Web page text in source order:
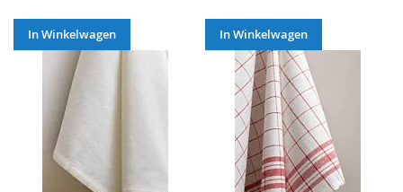
In Winkelwagen In Winkelwagen